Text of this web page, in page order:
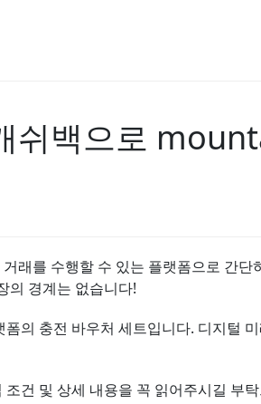
쉬백으로
래를 수행할 수 있는 플랫폼으로 간
의 경계는 없습니다!
폼의 충전 바우처 세트입니다. 디지털
건 및 상세 내용을 꼭 읽어주시길 부